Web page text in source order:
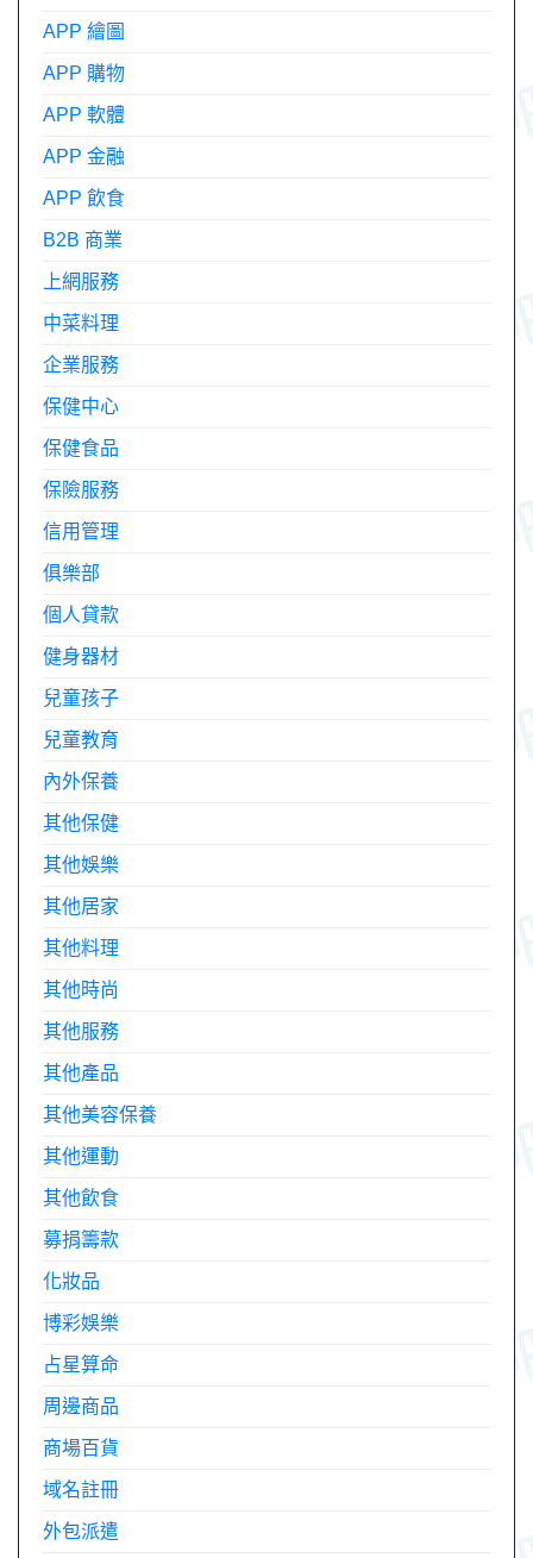
APP 繪圖
APP 購物
APP 軟體
APP 金融
APP 飲食
B2B 商業
上網服務
中菜料理
企業服務
保健中心
保健食品
保險服務
信用管理
俱樂部
個人貸款
健身器材
兒童孩子
兒童教育
內外保養
其他保健
其他娛樂
其他居家
其他料理
其他時尚
其他服務
其他產品
其他美容保養
其他運動
其他飲食
募捐籌款
化妝品
博彩娛樂
占星算命
周邊商品
商場百貨
域名註冊
外包派遣